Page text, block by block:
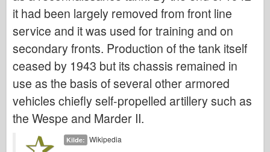
it had been largely removed from front line
service and it was used for training and on
secondary fronts. Production of the tank itself
ceased by 1943 but its chassis remained in
use as the basis of several other armored
vehicles chiefly self-propelled artillery such as
the Wespe and Marder II.
Kilde: Wikipedia